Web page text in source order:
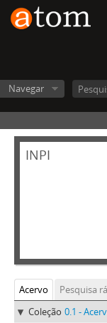
Navegar
INPI
Acervo
Pesquisa
Coleção 0.1 - Acervo